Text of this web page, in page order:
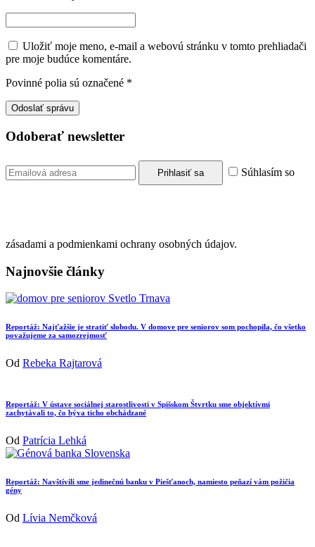
Uložiť moje meno, e-mail a webovú stránku v tomto prehliadači
pre moje budúce komentáre.
Povinné polia sú označené *
Odoberať newsletter
Súhlasím so
zásadami a podmienkami ochrany osobných údajov.
Najnovšie články
Reportáž: Najťažšie je stratiť slobodu. V domove pre seniorov som pochopila, čo všetko
považujeme za samozrejmosť
Od Rebeka Rajtarová
Reportáž: V ústave sociálnej starostlivosti v Spišskom Štvrtku sme objektívmi
zachytávali to, čo býva ticho obchádzané
Od Patrícia Lehká
Reportáž: Navštívili sme jedinečnú banku v Piešťanoch, namiesto peňazí vám požičia
gény
Od Lívia Nemčková